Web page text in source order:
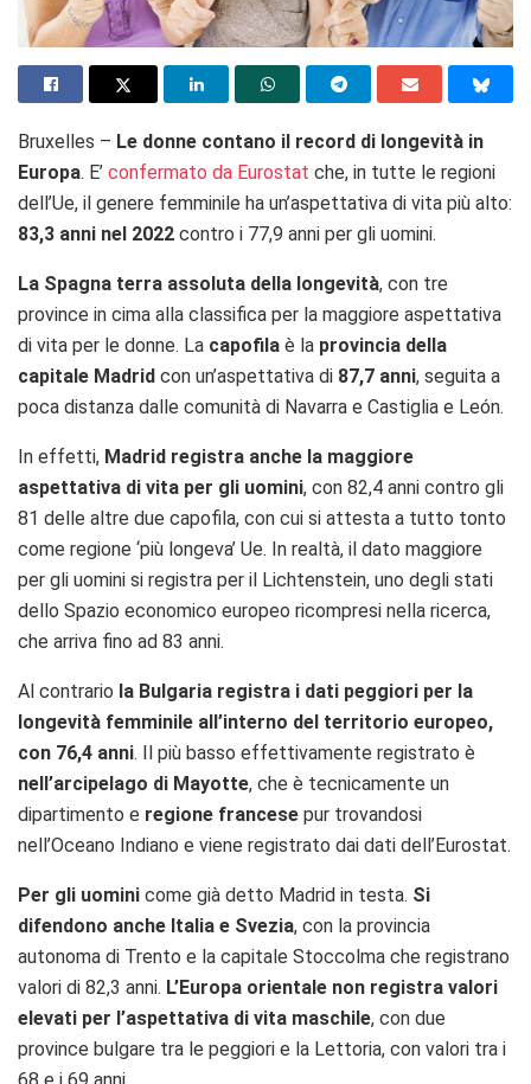
Bruxelles – Le donne contano il record di longevità in
Europa. E’ confermato da Eurostat che, in tutte le regioni
dell’Ue, il genere femminile ha un’aspettativa di vita più alto:
83,3 anni nel 2022 contro i 77,9 anni per gli uomini.
La Spagna terra assoluta della longevità, con tre
province in cima alla classifica per la maggiore aspettativa
di vita per le donne. La capofila è la provincia della
capitale Madrid con un’aspettativa di 87,7 anni, seguita a
poca distanza dalle comunità di Navarra e Castiglia e León.
In effetti, Madrid registra anche la maggiore
aspettativa di vita per gli uomini, con 82,4 anni contro gli
81 delle altre due capofila, con cui si attesta a tutto tonto
come regione ‘più longeva’ Ue. In realtà, il dato maggiore
per gli uomini si registra per il Lichtenstein, uno degli stati
dello Spazio economico europeo ricompresi nella ricerca,
che arriva fino ad 83 anni.
Al contrario la Bulgaria registra i dati peggiori per la
longevità femminile all’interno del territorio europeo,
con 76,4 anni. Il più basso effettivamente registrato è
nell’arcipelago di Mayotte, che è tecnicamente un
dipartimento e regione francese pur trovandosi
nell’Oceano Indiano e viene registrato dai dati dell’Eurostat.
Per gli uomini come già detto Madrid in testa. Si
difendono anche Italia e Svezia, con la provincia
autonoma di Trento e la capitale Stoccolma che registrano
valori di 82,3 anni. L’Europa orientale non registra valori
elevati per l’aspettativa di vita maschile, con due
province bulgare tra le peggiori e la Lettoria, con valori tra i